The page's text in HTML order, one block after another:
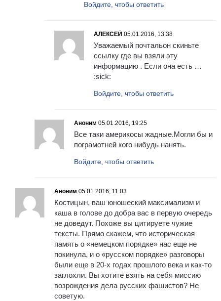
Войдите, чтобы ответить
АЛЕКСЕЙ 05.01.2016, 13:38
Уважаемый почтальон скиньте
ссылку где вы взяли эту
информацию . Если она есть …
:sick:
Войдите, чтобы ответить
Аноним 05.01.2016, 19:25
Все таки америкосы жадные.Могли бы и
пограмотней кого нибудь нанять.
Войдите, чтобы ответить
Аноним 05.01.2016, 11:03
Костицын, ваш юношеский максимализм и
каша в голове до добра вас в первую очередь
не доведут. Похоже вы цитируете чужие
тексты. Прямо скажем, что историческая
память о «немецком порядке» нас еще не
покинула, и о «русском порядке» разговоры
были еще в 20-х годах прошлого века и как-то
заглохли. Вы хотите взять на себя миссию
возрождения дела русских фашистов? Не
советую.